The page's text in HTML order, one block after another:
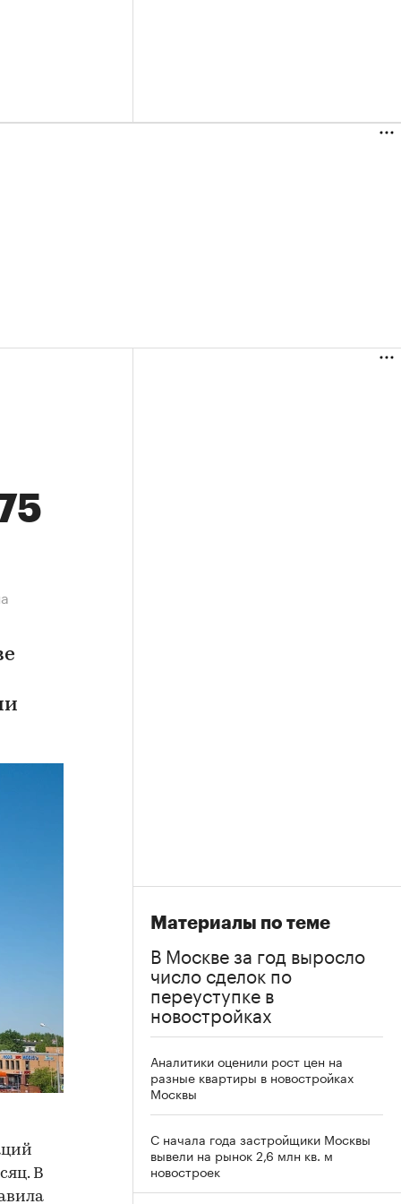
В
Материалы по теме
В Москве за год выросло
число сделок по
переуступке в
новостройках
Аналитики оценили рост цен на
разные квартиры в новостройках
Москвы
С начала года застройщики Москвы
вывели на рынок 2,6 млн кв. м
новостроек